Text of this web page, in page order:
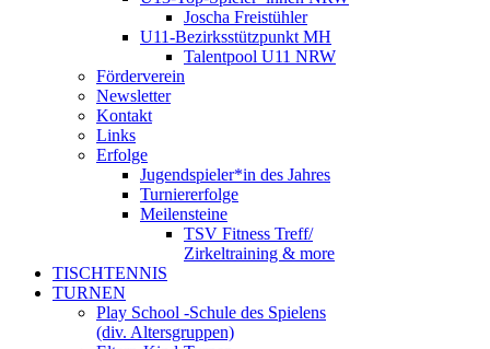
Joscha Freistühler
U11-Bezirksstützpunkt MH
Talentpool U11 NRW
Förderverein
Newsletter
Kontakt
Links
Erfolge
Jugendspieler*in des Jahres
Turniererfolge
Meilensteine
TSV Fitness Treff/
Zirkeltraining & more
TISCHTENNIS
TURNEN
Play School -Schule des Spielens
(div. Altersgruppen)